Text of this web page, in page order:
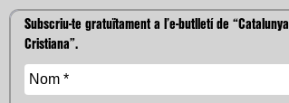
Subscriu-te gratuïtament a l’e-butlletí de “Catalunya
Cristiana”.